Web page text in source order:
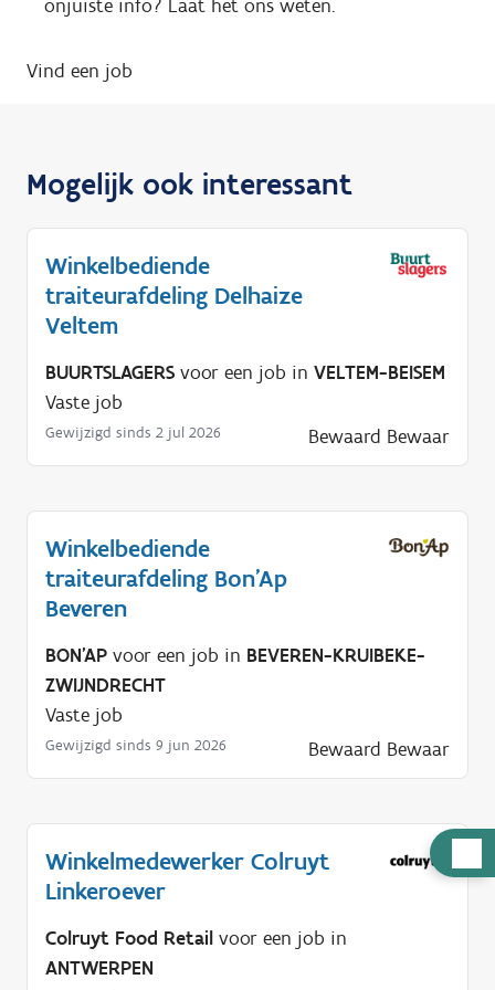
u
onjuiste info? Laat het ons weten.
Vind een job
Mogelijk ook interessant
Winkelbediende
traiteurafdeling Delhaize
Veltem
BUURTSLAGERS voor een job in VELTEM-BEISEM
Vaste job
Gewijzigd sinds 2 jul 2026 Bewaard Bewaar
Winkelbediende
traiteurafdeling Bon'Ap
Beveren
BON'AP voor een job in BEVEREN-KRUIBEKE-
ZWIJNDRECHT
Vaste job
Gewijzigd sinds 9 jun 2026 Bewaard Bewaar
Winkelmedewerker Colruyt
Linkeroever
Colruyt Food Retail voor een job in
ANTWERPEN